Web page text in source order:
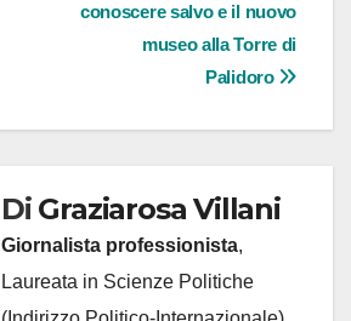
conoscere salvo e il nuovo
museo alla Torre di
Palidoro
Di Graziarosa Villani
Giornalista professionista,
Laureata in Scienze Politiche